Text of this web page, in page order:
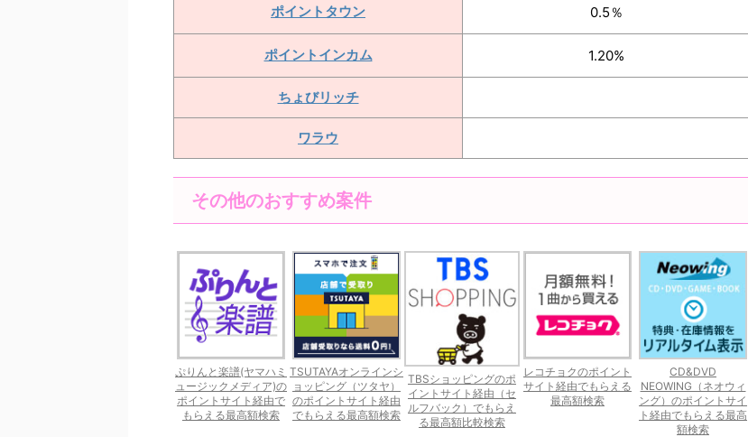
ポイントタウン 0.5％
ポイントインカム 1.20%
ちょびリッチ
ワラウ
その他のおすすめ案件
ぷりんと楽譜(ヤマハミ
ュージックメディア)の
ポイントサイト経由で
もらえる最高額検索
TSUTAYAオンラインシ
ョッピング（ツタヤ）
のポイントサイト経由
でもらえる最高額検索
TBSショッピングのポ
イントサイト経由（セ
ルフバック）でもらえ
る最高額比較検索
レコチョクのポイント
サイト経由でもらえる
最高額検索
CD&DVD
NEOWING（ネオウィ
ング）のポイントサイ
ト経由でもらえる最高
額検索